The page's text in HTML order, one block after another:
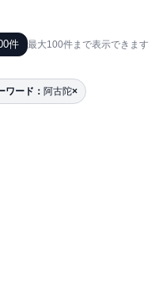
件 最大100件まで表示できます
ワード： 阿古陀×